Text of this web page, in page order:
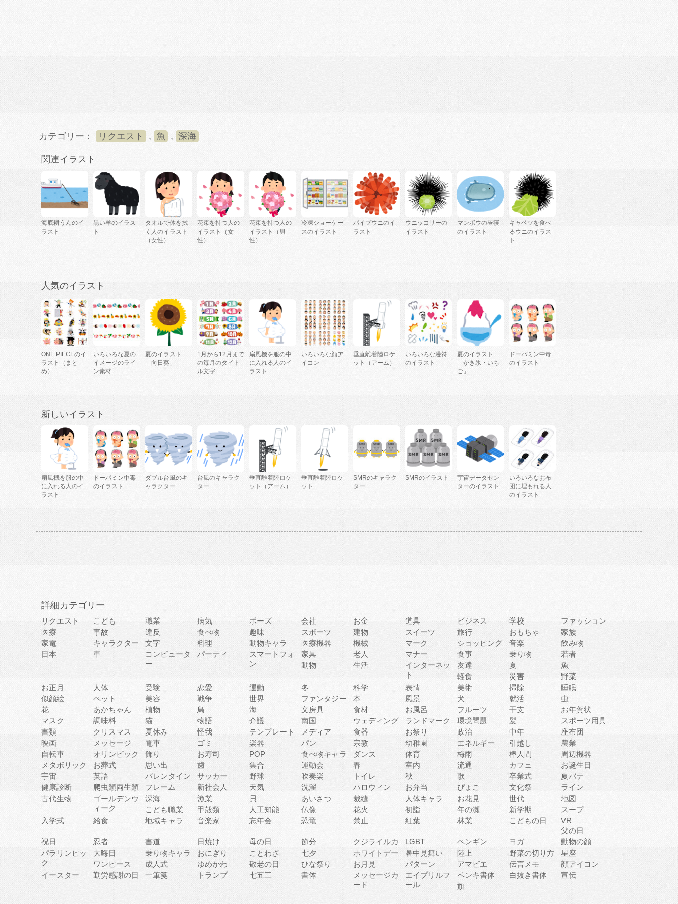
カテゴリー： リクエスト , 魚 , 深海
関連イラスト
海底耕うんのイ
ラスト
黒い羊のイラス
ト
タオルで体を拭
く人のイラスト
（女性）
花束を持つ人の
イラスト（女
性）
花束を持つ人の
イラスト（男
性）
冷凍ショーケー
スのイラスト
パイプウニのイ
ラスト
ウニッコリーの
イラスト
マンボウの昼寝
のイラスト
キャベツを食べ
るウニのイラス
ト
人気のイラスト
ONE PIECEのイ
ラスト（まと
め）
いろいろな夏の
イメージのライ
ン素材
夏のイラスト
「向日葵」
1月から12月まで
の毎月のタイト
ル文字
扇風機を服の中
に入れる人のイ
ラスト
いろいろな顔ア
イコン
垂直離着陸ロケ
ット（アーム）
いろいろな漫符
のイラスト
夏のイラスト
「かき氷・いち
ご」
ドーパミン中毒
のイラスト
新しいイラスト
扇風機を服の中
に入れる人のイ
ラスト
ドーパミン中毒
のイラスト
ダブル台風のキ
ャラクター
台風のキャラク
ター
垂直離着陸ロケ
ット（アーム）
垂直離着陸ロケ
ット
SMRのキャラク
ター
SMRのイラスト
宇宙データセン
ターのイラスト
いろいろなお布
団に埋もれる人
のイラスト
詳細カテゴリー
リクエスト こども 職業 病気 ポーズ 会社 お金 道具 ビジネス 学校
ファッション
医療
事故 違反 食べ物 趣味 スポーツ 建物 スイーツ 旅行 おもちゃ
家族
家電
キャラクター 文字 料理 動物キャラ 医療機器 機械 マーク ショッピング 音楽
飲み物
日本
車
コンピュータ
ー
パーティ
スマートフォ
ン
家具 老人 マナー 食事 乗り物
若者
動物
生活
インターネッ
ト
友達 夏
魚
軽食
災害
野菜
お正月
人体 受験 恋愛 運動 冬 科学 表情 美術 掃除
睡眠
似顔絵
ペット 美容 戦争 世界 ファンタジー 本 風景 犬 就活
虫
花
あかちゃん 植物 鳥 海 文房具 食材 お風呂 フルーツ 干支
お年賀状
マスク
調味料 猫 物語 介護 南国 ウェディング ランドマーク 環境問題 髪
スポーツ用具
書類
クリスマス 夏休み 怪我 テンプレート メディア 食器 お祭り 政治 中年
座布団
映画
メッセージ 電車 ゴミ 楽器 パン 宗教 幼稚園 エネルギー 引越し
農業
自転車
オリンピック 飾り お寿司 POP 食べ物キャラ ダンス 体育 梅雨 棒人間
周辺機器
メタボリック
お葬式 思い出 歯 集合 運動会 春 室内 流通 カフェ
お誕生日
宇宙
英語 バレンタイン サッカー 野球 吹奏楽 トイレ 秋 歌 卒業式
夏バテ
健康診断
爬虫類両生類 フレーム 新社会人 天気 洗濯 ハロウィン お弁当 ぴょこ 文化祭
ライン
古代生物
ゴールデンウ
ィーク
深海 漁業 貝 あいさつ 裁縫 人体キャラ お花見 世代
地図
こども職業
甲殻類 人工知能 仏像 花火 初詣 年の瀬 新学期
スープ
入学式
給食 地域キャラ 音楽家 忘年会 恐竜 禁止 紅葉 林業 こどもの日
VR
父の日
祝日
忍者 書道 日焼け 母の日 節分 クジライルカ LGBT ペンギン ヨガ
動物の顔
パラリンピッ
ク
大晦日 乗り物キャラ おにぎり ことわざ 七夕 ホワイトデー 暑中見舞い 陸上 野菜の切り方
星座
ワンピース
成人式 ゆめかわ 敬老の日 ひな祭り お月見 パターン アマビエ 伝言メモ
顔アイコン
イースター
勤労感謝の日 一筆箋 トランプ 七五三 書体
メッセージカ
ード
エイプリルフ
ール
ペンキ書体 白抜き書体
宣伝
旗